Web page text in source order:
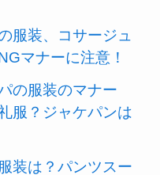
服装、コサージュ
マナーに注意！
の服装のマナー
服？ジャケパンは
装は？パンツスー